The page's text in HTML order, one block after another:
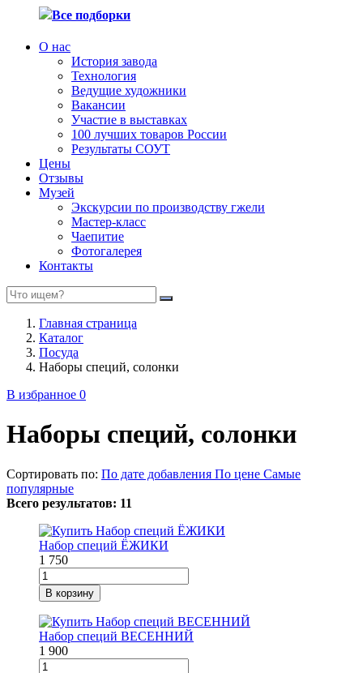
Все подборки
О нас
История завода
Технология
Ведущие художники
Вакансии
Участие в выставках
100 лучших товаров России
Результаты СОУТ
Цены
Отзывы
Музей
Экскурсии по производству гжели
Мастер-класс
Чаепитие
Фотогалерея
Контакты
Главная страница
Каталог
Посуда
Наборы специй, солонки
В избранное 0
Наборы специй, солонки
Сортировать по: По дате добавления По цене Самые
популярные
Всего результатов: 11
Набор специй ЁЖИКИ
1 750
В корзину
Набор специй ВЕСЕННИЙ
1 900